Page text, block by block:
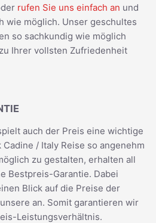
rufen Sie uns einfach an und
wie möglich. Unser geschultes
so sachkundig wie möglich
Ihrer vollsten Zufriedenheit
auch der Preis eine wichtige
/ Italy Reise so angenehm
zu gestalten, erhalten all
Bestpreis-Garantie. Dabei
Blick auf die Preise der
an. Somit garantieren wir
Leistungsverhältnis.